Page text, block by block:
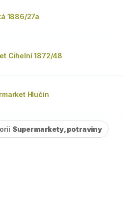
1886/27a
Cihelní 1872/48
Hlučín
Supermarkety, potraviny